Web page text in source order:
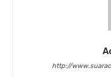
http://